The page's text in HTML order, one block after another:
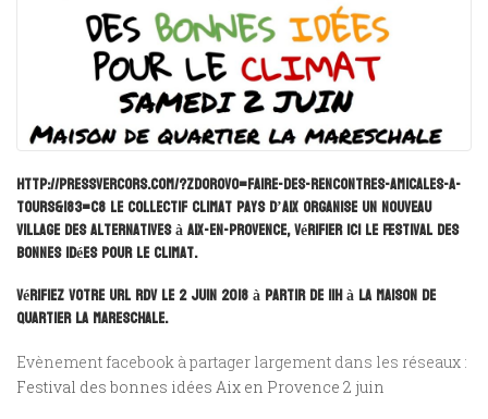
http://pressvercors.com/?zdorovo=faire-des-rencontres-amicales-a-
tours&183=c8 Le collectif climat Pays d’Aix organise un nouveau
village des Alternatives à Aix-en-Provence,vérifier icile Festival des
Bonnes Idées pour le Climat.
Vérifiez votre URL RDV le 2 juin 2018 à partir de 11h à la Maison de
quartier La Mareschale.
Evènement facebook à partager largement dans les réseaux :
Festival des bonnes idées Aix en Provence 2 juin